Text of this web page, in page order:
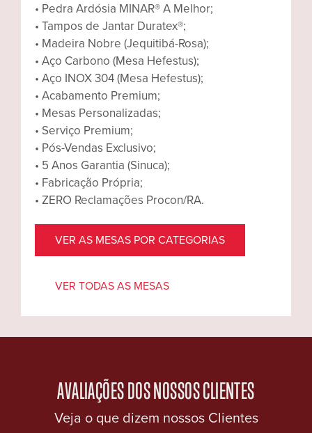
• Pedra Ardósia MINAR® A Melhor;
• Tampos de Jantar Duratex®;
• Madeira Nobre (Jequitibá-Rosa);
• Aço Carbono (Mesa Hefestus);
• Aço INOX 304 (Mesa Hefestus);
• Acabamento Premium;
• Mesas Personalizadas;
• Serviço Premium;
• Pós-Vendas Exclusivo;
• 5 Anos Garantia (Sinuca);
• Fabricação Própria;
• ZERO Reclamações Procon/RA.
VER AS MESAS POR CATEGORIAS
VER TODAS AS MESAS
AVALIAÇÕES DOS NOSSOS CLIENTES
Veja o que dizem nossos Clientes